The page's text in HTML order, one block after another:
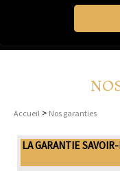
Accueil > Nos garanties
LA GARANTIE